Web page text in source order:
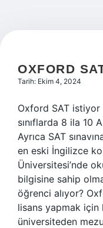
OXFORD
Tarih: Ekim 4, 2024
Oxford SAT istiyor
sınıflarda 8 ila 10
Ayrıca SAT
en eski İngilizce
Üniversitesi’nde
bilgisine sahip
öğrenci alıyor?
lisans yapmak için
üniversiteden